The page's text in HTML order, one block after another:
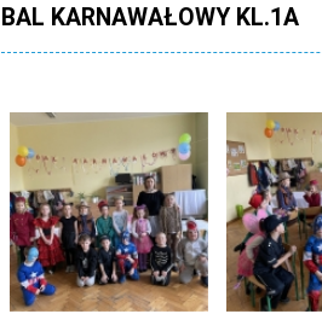
BAL KARNAWAŁOWY KL.1A